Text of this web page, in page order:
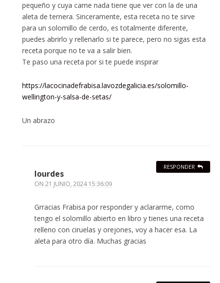
pequeño y cuya carne nada tiene que ver con la de una
aleta de ternera. Sinceramente, esta receta no te sirve
para un solomillo de cerdo, es totalmente diferente,
puedes abrirlo y rellenarlo si te parece, pero no sigas esta
receta porque no te va a salir bien.
Te paso una receta por si te puede inspirar
https://lacocinadefrabisa.lavozdegalicia.es/solomillo-
wellington-y-salsa-de-setas/
Un abrazo
lourdes
ON 21 JUNIO, 2024 15:36:09
Grracias Frabisa por responder y aclararme, como
tengo el solomillo abierto en libro y tienes una receta
relleno con ciruelas y orejones, voy a hacer esa. La
aleta para otro día. Muchas gracias
RESPONDER